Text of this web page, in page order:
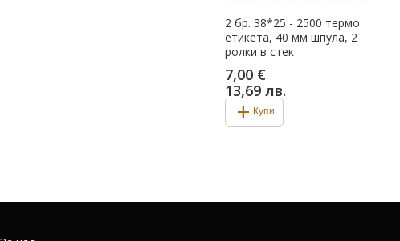
2 бр. 38*25 - 2500 термо
етикета, 40 мм шпула, 2
ролки в стек
7,00 €
13,69 лв.
add Купи